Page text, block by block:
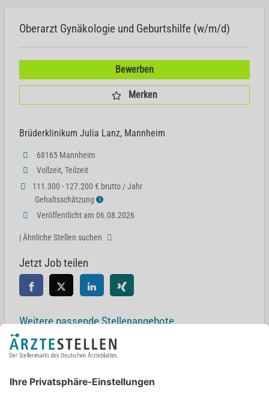
Oberarzt Gynäkologie und Geburtshilfe (w/m/d)
Bewerben
Merken
Brüderklinikum Julia Lanz, Mannheim
68165 Mannheim
Vollzeit, Teilzeit
111.300 - 127.200 € brutto / Jahr
Gehaltsschätzung
ℹ
Veröffentlicht am 06.08.2026
| Ähnliche Stellen suchen
Jetzt Job teilen
Weitere passende Stellenangebote
Chefarzt Gynäkologie und Geburtshilfe (w/m/d)
68165 Mannheim
Oberarzt (m/w/d) Gynäkologie und Geburtshilfe in Rendsburg